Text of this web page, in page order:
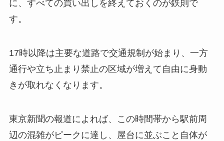
に、すべての買い出しを終えておくのが鉄則で
す。
17時以降は主要な道路で交通規制が始まり、一方
通行や立ち止まり禁止の区域が増えて自由に身動
きが取れなくなります。
東京新聞の報道によれば、この時間帯から駅前周
辺の混雑がピークに達し、屋台に並ぶこと自体が